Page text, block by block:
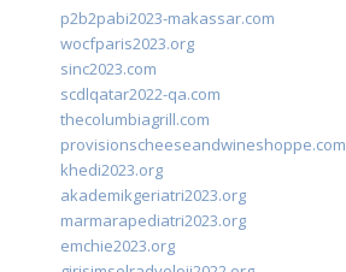
p2b2pabi2023-makassar.com
wocfparis2023.org
sinc2023.com
scdlqatar2022-qa.com
thecolumbiagrill.com
provisionscheeseandwineshoppe.com
khedi2023.org
akademikgeriatri2023.org
marmarapediatri2023.org
emchie2023.org